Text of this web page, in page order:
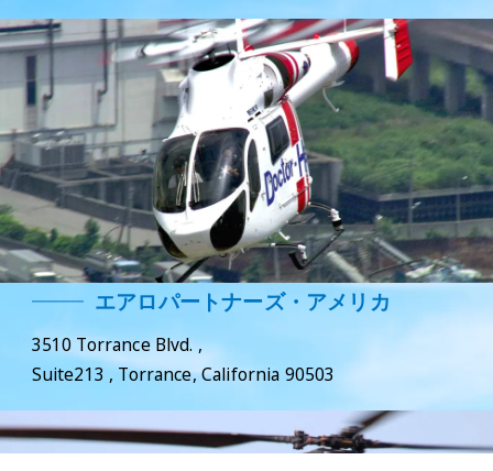
エアロパートナーズ・アメリカ
3510 Torrance Blvd. ,
Suite213 , Torrance, California 90503